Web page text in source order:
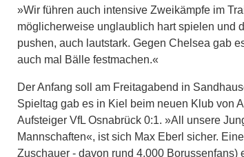
»Wir führen auch intensive Zweikämpfe im
möglicherweise unglaublich hart spielen und
pushen, auch lautstark. Gegen Chelsea gab
auch mal Bälle festmachen.«
Der Anfang soll am Freitagabend in
Spieltag gab es in Kiel beim neuen Klub von
Aufsteiger VfL Osnabrück 0:1. »All unsere
Mannschaften«, ist sich Max Eberl sicher.
Zuschauer - davon rund 4.000 Borussenfans)